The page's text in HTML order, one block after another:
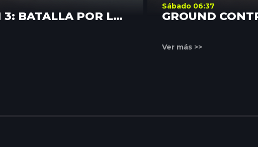
3: BATALLA POR LA
Sábado 06:37
GROUND
Ver más >>